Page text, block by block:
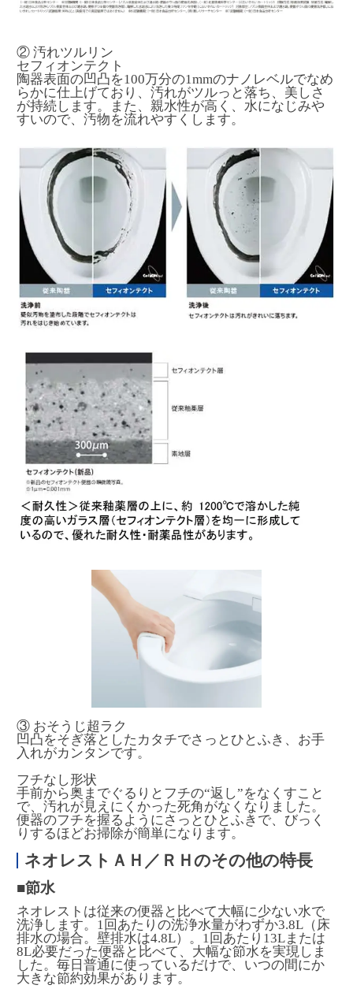
② 汚れツルリン
セフィオンテクト
陶器表面の凹凸を100万分の1mmのナノレベルでなめ
らかに仕上げており、汚れがツルっと落ち、美しさ
が持続します。また、親水性が高く、水になじみや
すいので、汚物を流れやすくします。
③ おそうじ超ラク
凹凸をそぎ落としたカタチでさっとひとふき、お手
入れがカンタンです。
フチなし形状
手前から奥までぐるりとフチの“返し”をなくすこと
で、汚れが見えにくかった死角がなくなりました。
便器のフチを握るようにさっとひとふきで、びっく
りするほどお掃除が簡単になります。
ネオレストＡＨ／ＲＨのその他の特長
■節水
ネオレストは従来の便器と比べて大幅に少ない水で
洗浄します。1回あたりの洗浄水量がわずか3.8L（床
排水の場合。壁排水は4.8L）。1回あたり13Lまたは
8L必要だった便器と比べて、大幅な節水を実現しま
した。毎日普通に使っているだけで、いつの間にか
大きな節約効果があります。